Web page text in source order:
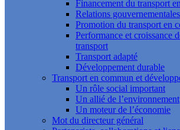
Financement du transport
Relations gouvernementales
Promotion du transport en
Performance et croissance
transport
Transport adapté
Développement durable
Transport en commun et
Un rôle social important
Un allié de l’environnement
Un moteur de l’économie
Mot du directeur général